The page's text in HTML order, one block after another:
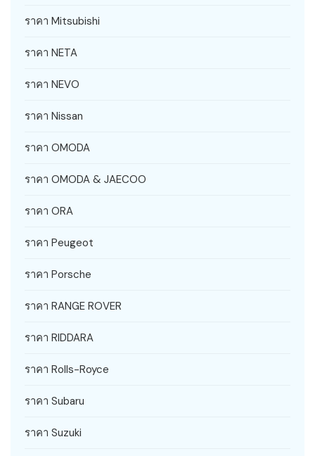
ราคา Mitsubishi
ราคา NETA
ราคา NEVO
ราคา Nissan
ราคา OMODA
ราคา OMODA & JAECOO
ราคา ORA
ราคา Peugeot
ราคา Porsche
ราคา RANGE ROVER
ราคา RIDDARA
ราคา Rolls-Royce
ราคา Subaru
ราคา Suzuki